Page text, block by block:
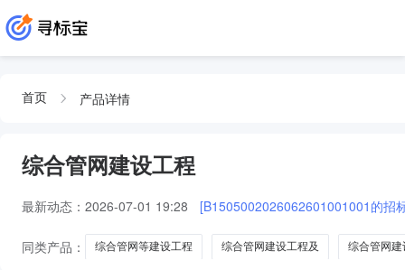
首页 产品详情
综合管网建设工程
最新动态： 2026-07-01 19:28 [B1505002026062601001001的招
同类产品： 综合管网等建设工程 综合管网建设工程及 综合管网建